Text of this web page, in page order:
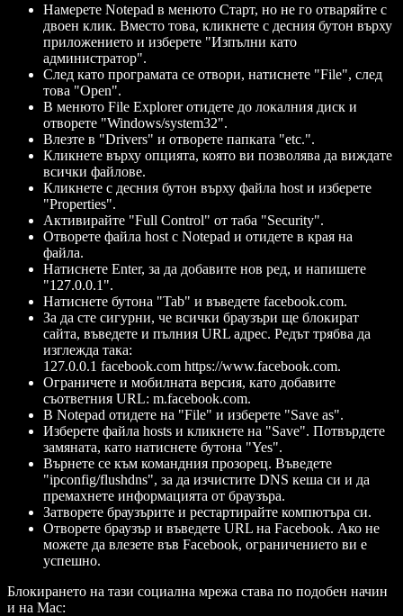
Намерете Notepad в менюто Старт, но не го отваряйте с
двоен клик. Вместо това, кликнете с десния бутон върху
приложението и изберете "Изпълни като
администратор".
След като програмата се отвори, натиснете "File", след
това "Open".
В менюто File Explorer отидете до локалния диск и
отворете "Windows/system32".
Влезте в "Drivers" и отворете папката "etc.".
Кликнете върху опцията, която ви позволява да виждате
всички файлове.
Кликнете с десния бутон върху файла host и изберете
"Properties".
Активирайте "Full Control" от таба "Security".
Отворете файла host с Notepad и отидете в края на
файла.
Натиснете Enter, за да добавите нов ред, и напишете
"127.0.0.1".
Натиснете бутона "Tab" и въведете facebook.com.
За да сте сигурни, че всички браузъри ще блокират
сайта, въведете и пълния URL адрес. Редът трябва да
изглежда така:
127.0.0.1 facebook.com https://www.facebook.com.
Ограничете и мобилната версия, като добавите
съответния URL: m.facebook.com.
В Notepad отидете на "File" и изберете "Save as".
Изберете файла hosts и кликнете на "Save". Потвърдете
замяната, като натиснете бутона "Yes".
Върнете се към командния прозорец. Въведете
"ipconfig/flushdns", за да изчистите DNS кеша си и да
премахнете информацията от браузъра.
Затворете браузърите и рестартирайте компютъра си.
Отворете браузър и въведете URL на Facebook. Ако не
можете да влезете във Facebook, ограничението ви е
успешно.
Блокирането на тази социална мрежа става по подобен начин
и на Mac: